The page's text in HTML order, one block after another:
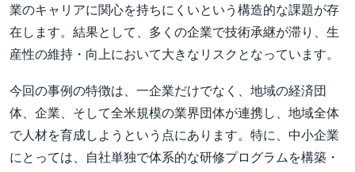
業のキャリアに関心を持ちにくいという構造的な課題が存
在します。結果として、多くの企業で技術承継が滞り、生
産性の維持・向上において大きなリスクとなっています。
今回の事例の特徴は、一企業だけでなく、地域の経済団
体、企業、そして全米規模の業界団体が連携し、地域全体
で人材を育成しようという点にあります。特に、中小企業
にとっては、自社単独で体系的な研修プログラムを構築・